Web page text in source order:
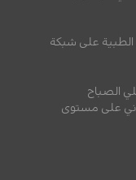
الطبية على شبكة
الصباح
على مستوى